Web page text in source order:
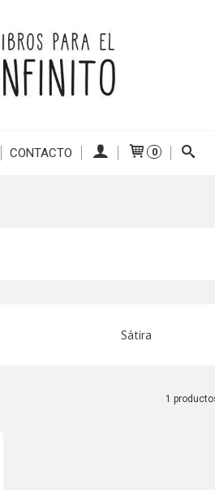
CONTACTO 0
Sátira
1